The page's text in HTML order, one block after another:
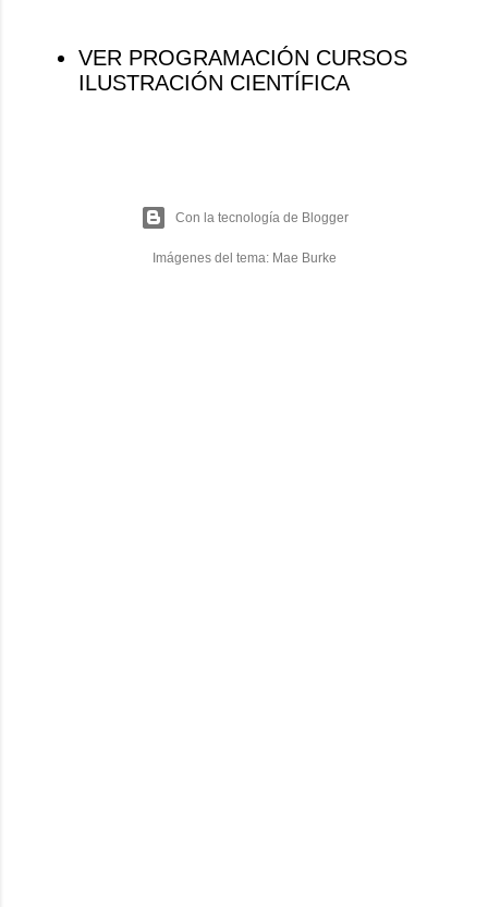
VER PROGRAMACIÓN CURSOS
ILUSTRACIÓN CIENTÍFICA
Con la tecnología de Blogger
Imágenes del tema: Mae Burke